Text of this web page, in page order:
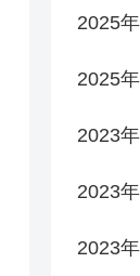
2025
2025
2023
2023
2023